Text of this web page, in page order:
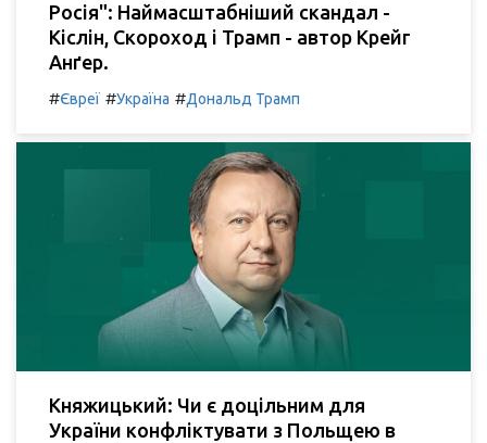
Росія": Наймасштабніший скандал -
Кіслін, Скороход і Трамп - автор Крейг
Анґер.
#Євреї #Україна #Дональд Трамп
Княжицький: Чи є доцільним для
України конфліктувати з Польщею в